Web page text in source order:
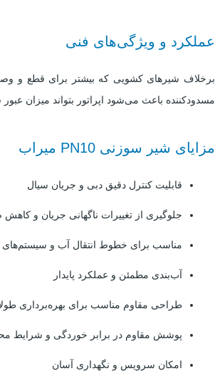
عملکرد و ویژگی‌های فنی
برخلاف شیرهای کشویی که بیشتر برای قطع و
مسدودکننده باعث می‌شود اپراتور بتواند میزان
مزایای شیر سوزنی PN10 میراب
قابلیت کنترل دقیق دبی و جریان سیال
جلوگیری از تغییرات ناگهانی جریان و
مناسب برای خطوط انتقال آب و سیستم‌های
آب‌بندی مطمئن و عملکرد پایدار
طراحی مقاوم مناسب برای بهره‌برداری
پوشش مقاوم در برابر خوردگی و شرایط
امکان سرویس و نگهداری آسان